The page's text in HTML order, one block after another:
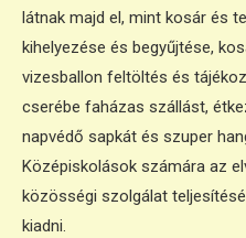
látnak majd el, mint kosár és
kihelyezése és begyűjtése,
vizesballon feltöltés és
cserébe faházas szállást,
napvédő sapkát és szuper
Középiskolások számára az
közösségi szolgálat
kiadni.